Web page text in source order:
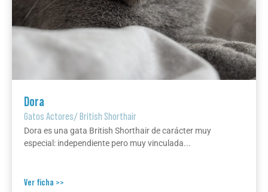
Dora
Gatos Actores/British Shorthair
Dora es una gata British Shorthair de carácter muy
especial: independiente pero muy vinculada...
Ver ficha >>